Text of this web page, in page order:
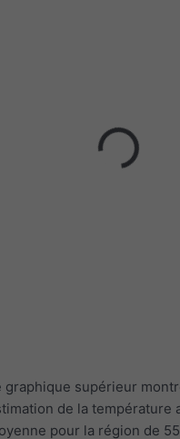
graphique supérieur
de la température
pour la région de